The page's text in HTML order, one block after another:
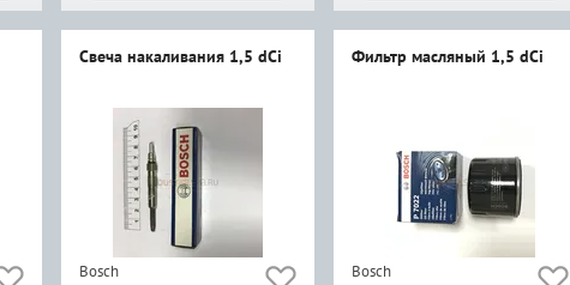
Свеча накаливания 1,5 dCi
Bosch
Фильтр масляный 1,5 dCi
Bosch